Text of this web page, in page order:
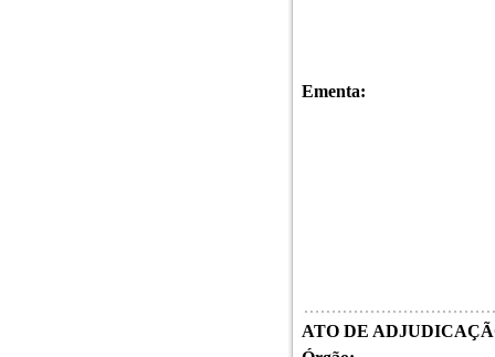
Ementa:
ATO DE